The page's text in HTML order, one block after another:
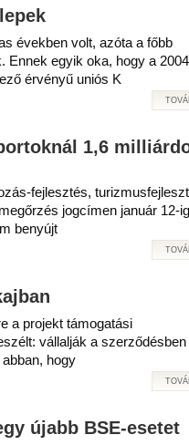
években volt, azóta a főbb
Ennek egyik oka, hogy a
érvényű uniós K
1,6
fejlesztés,
jogcímen január 12-ig
benyújt
a projekt támogatási
vállalják a szerződésben
hogy
újabb BSE-esetet